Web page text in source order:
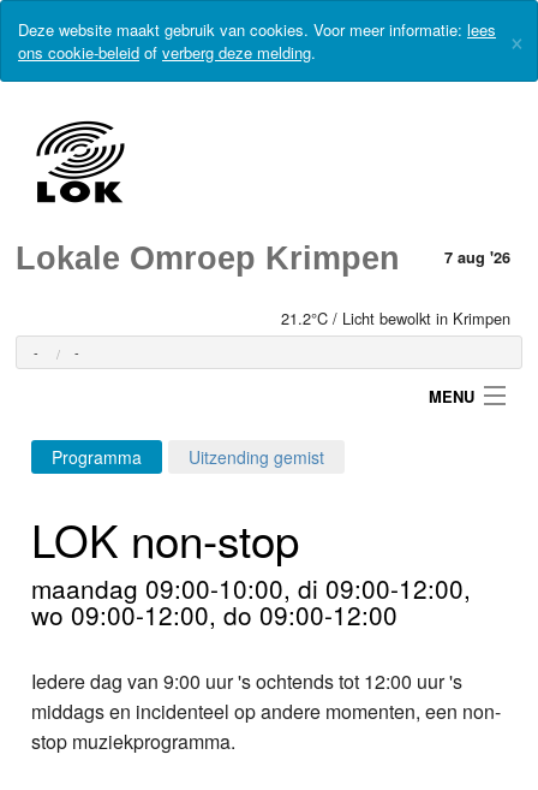
Deze website maakt gebruik van cookies. Voor meer informatie: lees
ons cookie-beleid of verberg deze melding. ×
Lokale Omroep Krimpen 7 aug '26
21.2°C / Licht bewolkt in Krimpen
- -
MENU
Login
Home
Programma's
Foto's
Programma Uitzending gemist
LOK non-stop
maandag 09:00-10:00, di 09:00-12:00,
wo 09:00-12:00, do 09:00-12:00
Iedere dag van 9:00 uur 's ochtends tot 12:00 uur 's
middags en incidenteel op andere momenten, een non-
stop muziekprogramma.